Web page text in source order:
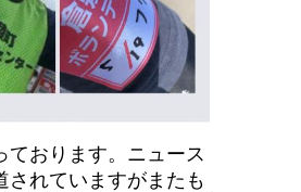
ております。ニュース
されていますがまたも